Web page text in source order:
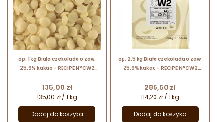
op. 1 kg Biała czekolada o zaw.
25.9% kakao - RECIPE N°CW2
cukiernicza w kaletkach
Cena
135,00 zł
135,00 zł / 1 kg
Dodaj do koszyka
op. 2.5 kg Biała czekolada o zaw.
25.9% kakao - RECIPE N°CW2
U71
Cena
285,50 zł
114,20 zł / 1 kg
Dodaj do koszyka